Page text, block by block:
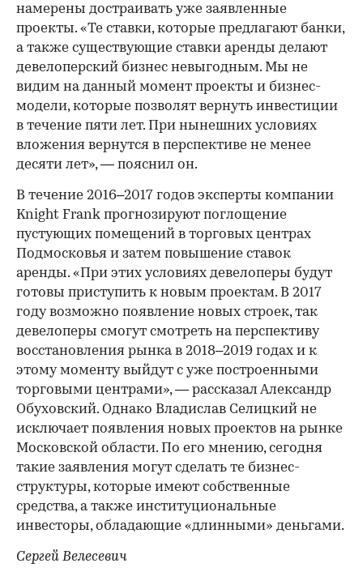
намерены достраивать уже заявленные
проекты. «Те ставки, которые предлагают банки,
а также существующие ставки аренды делают
девелоперский бизнес невыгодным. Мы не
видим на данный момент проекты и бизнес-
модели, которые позволят вернуть инвестиции
в течение пяти лет. При нынешних условиях
вложения вернутся в перспективе не менее
десяти лет», — пояснил он.
В течение 2016–2017 годов эксперты компании
Knight Frank прогнозируют поглощение
пустующих помещений в торговых центрах
Подмосковья и затем повышение ставок
аренды. «При этих условиях девелоперы будут
готовы приступить к новым проектам. В 2017
году возможно появление новых строек, так
девелоперы смогут смотреть на перспективу
восстановления рынка в 2018–2019 годах и к
этому моменту выйдут с уже построенными
торговыми центрами», — рассказал Александр
Обуховский. Однако Владислав Селицкий не
исключает появления новых проектов на рынке
Московской области. По его мнению, сегодня
такие заявления могут сделать те бизнес-
структуры, которые имеют собственные
средства, а также институциональные
инвесторы, обладающие «длинными» деньгами.
Сергей Велесевич